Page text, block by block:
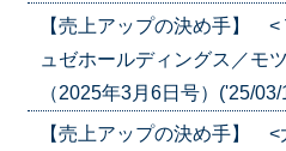
【売上アップの決め手】
ュゼホールディングス／モ
（2025年3月6日号）('25/03/
【売上アップの決め手】 <